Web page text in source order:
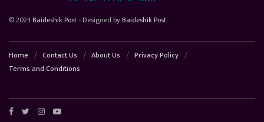
© 2023 Baideshik Post - Designed byBaideshik Post.
Home Contact Us About Us
Privacy Policy
Terms and Conditions